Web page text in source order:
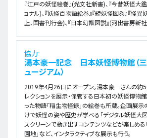
『江戸の妖怪絵巻』(光文社新書)、『今昔妖怪大
ョナル)、『妖怪百物語絵巻』『続妖怪図巻』『怪
上、国書刊行会)、『日本幻獣図説』(河出書房新
協力:
湯本豪一記念 日本妖怪博物館（
ュージアム）
2019年4月26日にオープン。湯本豪一さんの約
レクションを展示・保管する日本初の妖怪博物
った物語「稲生物怪録」の絵巻も所蔵。企画展示
けで妖怪の姿や歴史が学べる「デジタル妖怪大
スクリーンで動き出すコンテンツなどが楽しめる
園地」など、インタラクティブな展示も行う。